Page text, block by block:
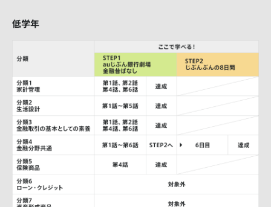
低学年